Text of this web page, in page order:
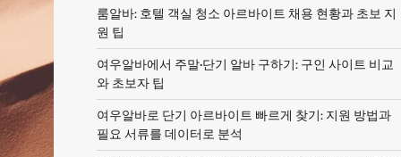
룸알바: 호텔 객실 청소 아르바이트 채용 현황과 초보 지
원 팁
여우알바에서 주말·단기 알바 구하기: 구인 사이트 비교
와 초보자 팁
여우알바로 단기 아르바이트 빠르게 찾기: 지원 방법과
필요 서류를 데이터로 분석